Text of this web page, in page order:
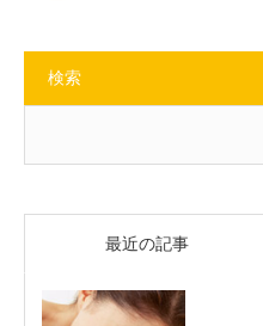
検索
最近の記事